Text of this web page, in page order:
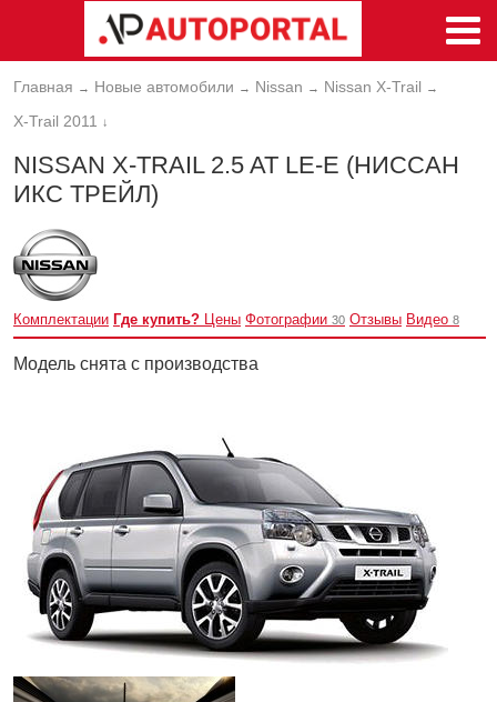
Главная → Новые автомобили → Nissan → Nissan X-Trail →
X-Trail 2011 ↓
NISSAN X-TRAIL 2.5 AT LE-E (НИССАН
ИКС ТРЕЙЛ)
Комплектации Где купить? Цены Фотографии 30 Отзывы Видео 8
Модель снята с производства